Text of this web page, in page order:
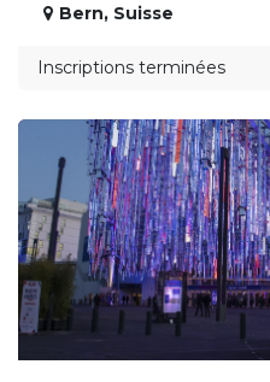
Bern, Suisse
Inscriptions terminées